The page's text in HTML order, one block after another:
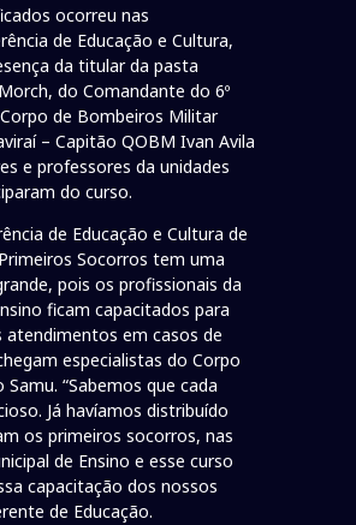
ocorreu nas
de Educação e Cultura,
da titular da pasta
do Comandante do 6º
de Bombeiros Militar
– Capitão QOBM Ivan Avila
e professores da unidades
do curso.
de Educação e Cultura de
Socorros tem uma
pois os profissionais da
ficam capacitados para
em casos de
especialistas do Corpo
“Sabemos que cada
Já havíamos distribuído
os primeiros socorros, nas
de Ensino e esse curso
capacitação dos nossos
de Educação.